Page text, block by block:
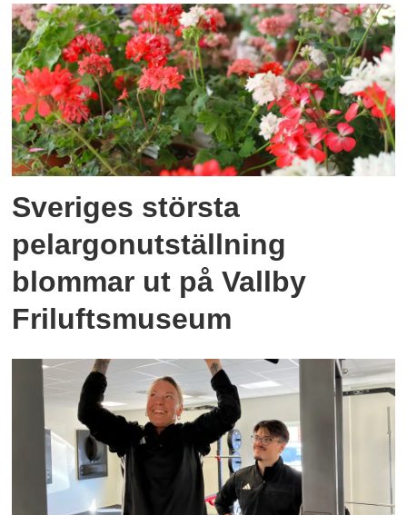
Sveriges största
pelargonutställning
blommar ut på Vallby
Friluftsmuseum